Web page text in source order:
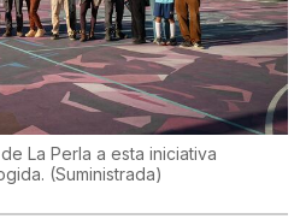
La Perla a esta iniciativa
(Suministrada)